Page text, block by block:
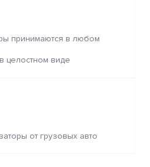
принимаются в любом
целостном виде
от грузовых авто